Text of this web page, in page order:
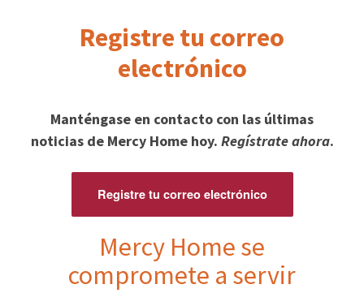
Registre tu correo
electrónico
Manténgase en contacto con las últimas
noticias de Mercy Home hoy. Regístrate ahora.
Registre tu correo electrónico
Mercy Home se
compromete a servir